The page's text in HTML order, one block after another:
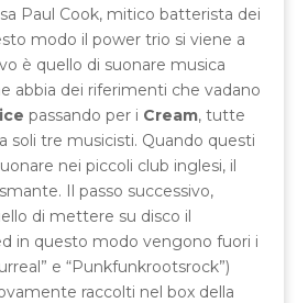
Paul Cook, mitico batterista dei
modo il power trio si viene a
è quello di suonare musica
abbia dei riferimenti che vadano
passando per i Cream, tutte
soli tre musicisti. Quando questi
nei piccoli club inglesi, il
Il passo successivo,
di mettere su disco il
in questo modo vengono fuori i
e “Punkfunkrootsrock”)
raccolti nel box della